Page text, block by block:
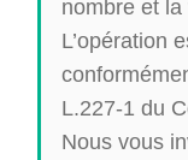
nombre et
L’opération
L.227-1 du
Nous vous